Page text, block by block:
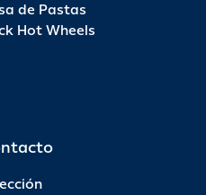
de Pastas
Hot Wheels